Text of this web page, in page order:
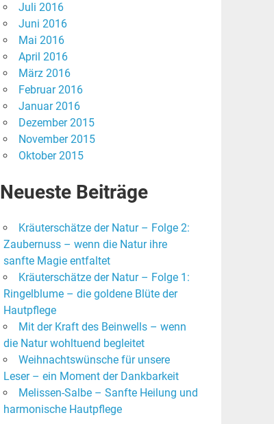
Juli 2016
Juni 2016
Mai 2016
April 2016
März 2016
Februar 2016
Januar 2016
Dezember 2015
November 2015
Oktober 2015
Neueste Beiträge
Kräuterschätze der Natur – Folge 2:
Zaubernuss – wenn die Natur ihre
sanfte Magie entfaltet
Kräuterschätze der Natur – Folge 1:
Ringelblume – die goldene Blüte der
Hautpflege
Mit der Kraft des Beinwells – wenn
die Natur wohltuend begleitet
Weihnachtswünsche für unsere
Leser – ein Moment der Dankbarkeit
Melissen-Salbe – Sanfte Heilung und
harmonische Hautpflege